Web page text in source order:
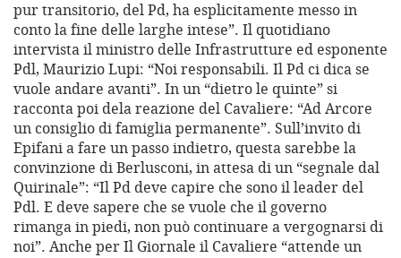
pur transitorio, del Pd, ha esplicitamente messo in
conto la fine delle larghe intese”. Il quotidiano
intervista il ministro delle Infrastrutture ed esponente
Pdl, Maurizio Lupi: “Noi responsabili. Il Pd ci dica se
vuole andare avanti”. In un “dietro le quinte” si
racconta poi dela reazione del Cavaliere: “Ad Arcore
un consiglio di famiglia permanente”. Sull’invito di
Epifani a fare un passo indietro, questa sarebbe la
convinzione di Berlusconi, in attesa di un “segnale dal
Quirinale”: “Il Pd deve capire che sono il leader del
Pdl. E deve sapere che se vuole che il governo
rimanga in piedi, non può continuare a vergognarsi di
noi”. Anche per Il Giornale il Cavaliere “attende un